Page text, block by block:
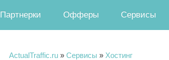
Партнерки Офферы Сервисы
ActualTraffic.ru » Сервисы » Хостинг